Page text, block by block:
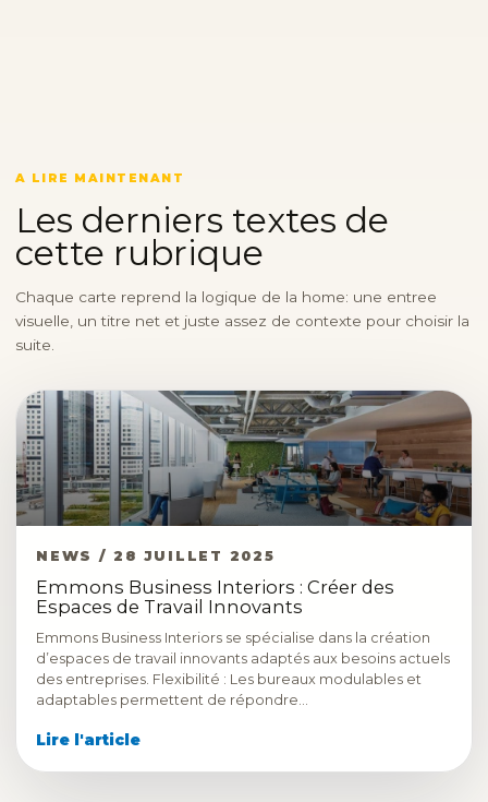
A LIRE MAINTENANT
Les derniers textes de
cette rubrique
Chaque carte reprend la logique de la home: une entree
visuelle, un titre net et juste assez de contexte pour choisir la
suite.
NEWS / 28 JUILLET 2025
Emmons Business Interiors : Créer des
Espaces de Travail Innovants
Emmons Business Interiors se spécialise dans la création
d’espaces de travail innovants adaptés aux besoins actuels
des entreprises. Flexibilité : Les bureaux modulables et
adaptables permettent de répondre…
Lire l'article